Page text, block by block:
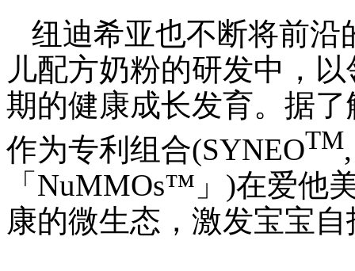
纽迪希亚也不断将前沿
儿配方奶粉的研发中，
期的健康成长发育。据
作为专利组合(SYNEOTM
「NuMMOs™」)在爱他
康的微生态，激发宝宝